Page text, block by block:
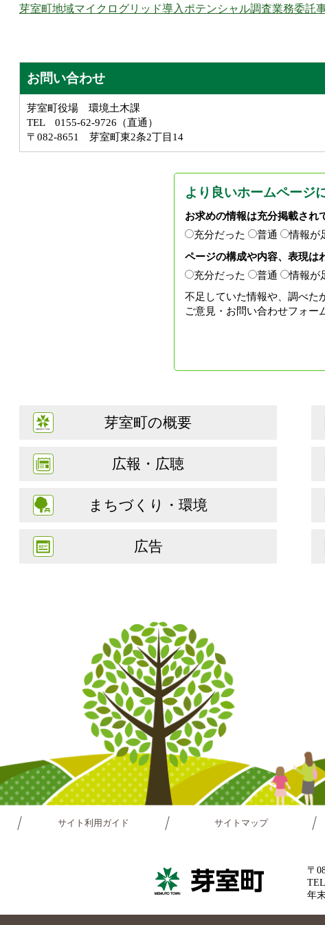
芽室町地域マイクログリッド導入ポテンシャル調査業務委託
お問い合わせ
芽室町役場 環境土木課
TEL 0155-62-9726（直通）
〒082-8651 芽室町東2条2丁目14
より良いホームページ
お求めの情報は充分掲載され
充分だった
普通
情報が
ページの構成や内容、表現は
充分だった
普通
情報が
不足していた情報や、調べた
ご意見・お問い合わせフォー
芽室町の概要
広報・広聴
まちづくり・環境
広告
サイト利用ガイド サイトマップ
〒
年